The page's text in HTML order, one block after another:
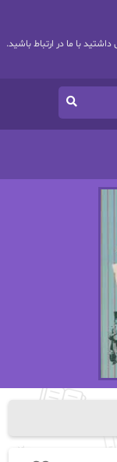
با ما در ارتباط باشید.